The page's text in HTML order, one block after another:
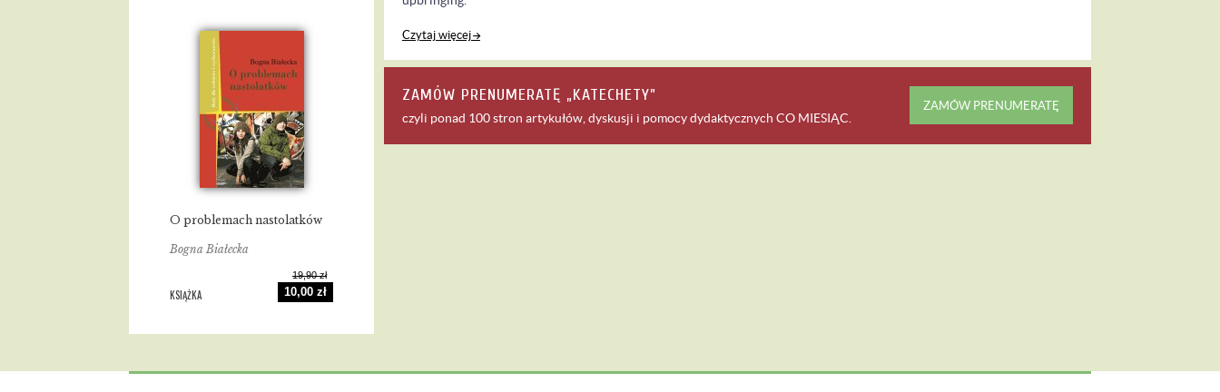
O problemach nastolatków
Bogna Białecka
KSIĄŻKA
19,90 zł
10,00 zł
Czytaj więcej
ZAMÓW PRENUMERATĘ „KATECHETY”
czyli ponad 100 stron artykułów, dyskusji i pomocy dydaktycznych CO MIESIĄC
ZAMÓW PRENUMERATĘ